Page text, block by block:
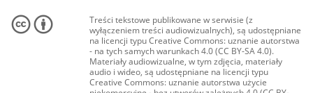
Treści tekstowe publikowane w serwisie (z
wyłączeniem treści audiowizualnych), są udostępniane
na licencji typu Creative Commons: uznanie autorstwa
- na tych samych warunkach 4.0 (CC BY-SA 4.0).
Materiały audiowizualne, w tym zdjęcia, materiały
audio i wideo, są udostępniane na licencji typu
Creative Commons: uznanie autorstwa użycie